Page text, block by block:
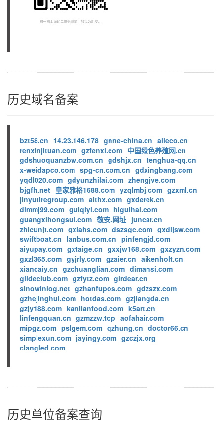
历史域名备案
bzt58.cn 14.23.146.178 gnne-china.cn alleco.cn
renxinjituan.com gzfenxi.com 中国绿色养殖网.cn
gdshuoquanzbw.com.cn gdshjx.cn tenghua-qq.cn
x-weidapco.com spg-cn.com.cn gdxingbang.com
yqdl020.com gdyunzhilai.com zhengjve.com
bjgfh.net 皇家雅格1688.com yzqlmbj.com gzxml.cn
jinyutiregroup.com althx.com gxderek.cn
dlmmj99.com guiqiyi.com higuihai.com
guangxihongsui.com 敬安.网址 juncar.cn
zhicunjt.com gxlahs.com dszsgc.com gxdljsw.com
swiftboat.cn lanbus.com.cn pinfengjd.com
aiyupay.com gxtaige.cn gxxjw168.com gxzyzn.com
gxzl365.com gyjrly.com gzaier.cn aikenholt.cn
xiancaiy.cn gzchuanglian.com dimansi.com
glideclub.com gzfytz.com girdear.cn
sinowinlog.net gzhanfupos.com gdzszx.com
gzhejinghui.com hotdas.com gzjiangda.cn
gzjy188.com kanlianfood.com k5art.cn
linfengquan.cn gzmzzw.top aofahair.com
mipgz.com pslgem.com qzhung.cn doctor66.cn
simplexun.com jayingy.com gzczjx.org
clangled.com
历史单位备案查询